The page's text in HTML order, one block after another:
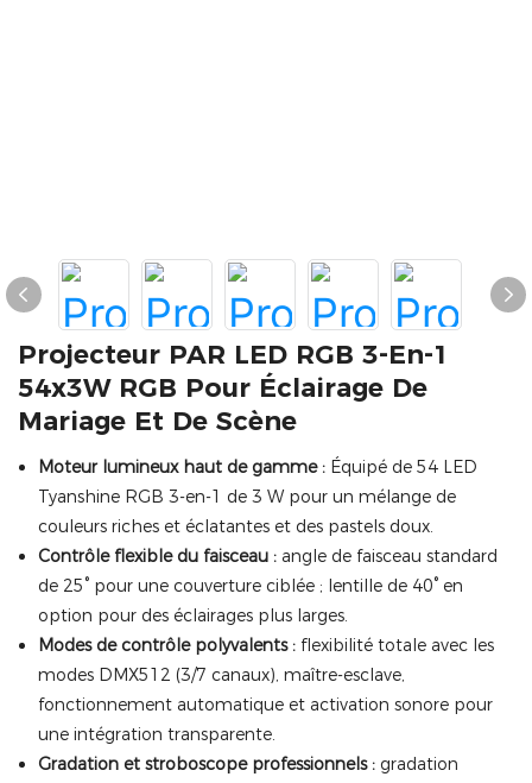
Projecteur PAR LED RGB 3-En-1
54x3W RGB Pour Éclairage De
Mariage Et De Scène
Moteur lumineux haut de gamme :Équipé de 54 LED
Tyanshine RGB 3-en-1 de 3 W pour un mélange de
couleurs riches et éclatantes et des pastels doux.
Contrôle flexible du faisceau :angle de faisceau standard
de 25° pour une couverture ciblée ; lentille de 40° en
option pour des éclairages plus larges.
Modes de contrôle polyvalents :flexibilité totale avec les
modes DMX512 (3/7 canaux), maître-esclave,
fonctionnement automatique et activation sonore pour
une intégration transparente.
Gradation et stroboscope professionnels :gradation